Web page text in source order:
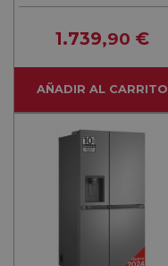
Side No Frost
1.739,90 €
AÑADIR AL CARRITO